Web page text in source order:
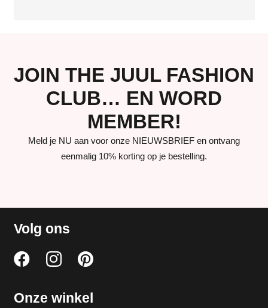
JOIN THE JUUL FASHION
CLUB… EN WORD
MEMBER!
Meld je NU aan voor onze NIEUWSBRIEF en ontvang
eenmalig 10% korting op je bestelling.
Volg ons
Onze winkel